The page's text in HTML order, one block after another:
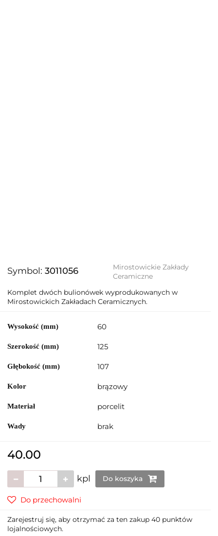
Symbol: 3011056
Mirostowickie Zakłady
Ceramiczne
Komplet dwóch bulionówek wyprodukowanych w
Mirostowickich Zakładach Ceramicznych.
Wysokość (mm) 60
Szerokość (mm) 125
Głębokość (mm) 107
Kolor brązowy
Materiał porcelit
Wady brak
40.00
kpl Do koszyka
Do przechowalni
Zarejestruj się, aby otrzymać za ten zakup 40 punktów
lojalnościowych.